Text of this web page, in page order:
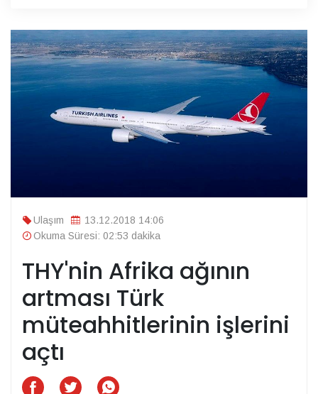
Ulaşım
13.12.2018 14:06
Okuma Süresi: 02:53 dakika
THY'nin Afrika ağının
artması Türk
müteahhitlerinin işlerini
açtı